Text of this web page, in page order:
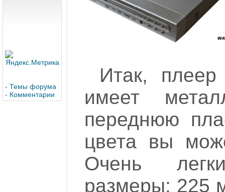
- Темы форума
- Комментарии
Итак,
имеет
переднюю
цвета вы
Очень
размеры: 225